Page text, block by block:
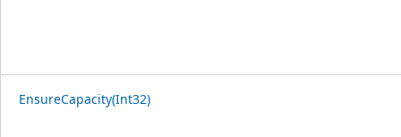
EnsureCapacity(Int32)